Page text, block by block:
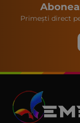
Primești direct